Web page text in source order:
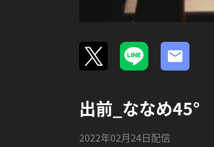
出前_ななめ45°
2022年02月24日配信